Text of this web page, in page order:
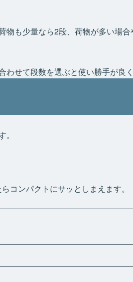
も少量なら2段、荷物が多い場
せて段数を選ぶと使い勝手が良
コンパクトにサッとしまえます。